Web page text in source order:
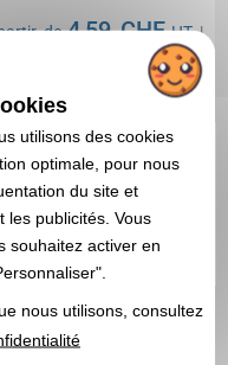
de4,59 CHFHT|
: 5 514 articles
DEVIS EXPRESS
utilisons des cookies
optimale, pour nous
du site et
les publicités. Vous
souhaitez activer en
nous utilisons, consultez